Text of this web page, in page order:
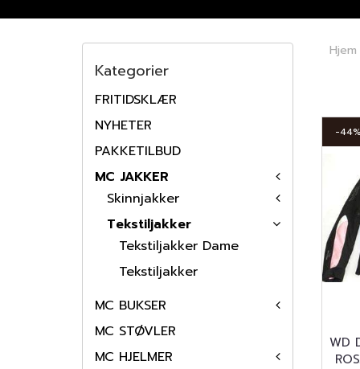
Kategorier
FRITIDSKLÆR
NYHETER
PAKKETILBUD
MC JAKKER
Skinnjakker
Tekstiljakker
Tekstiljakker Dame
Tekstiljakker
MC BUKSER
MC STØVLER
MC HJELMER
Hjem
-
WD